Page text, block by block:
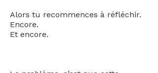
Alors tu recommences à réfléchir.
Encore.
Et encore.